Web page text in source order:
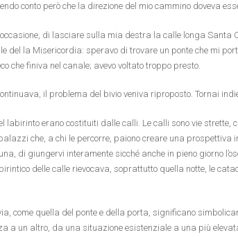
conto però che la direzione del mio cammino doveva
di lasciare sulla mia destra la calle longa Santa
del la Misericordia: speravo di trovare un ponte che mi
che finiva nel canale; avevo voltato troppo presto.
il problema del bivio veniva riproposto. Tornai
labirinto erano costituiti dalle calli. Le calli sono vie strette,
che, a chi le percorre, paiono creare una
di giungervi interamente sicché anche in pieno giorno
delle calle rievocava, soprattutto quella notte, le
come quella del ponte e della porta, significano
a un altro, da una situazione esistenziale a una più